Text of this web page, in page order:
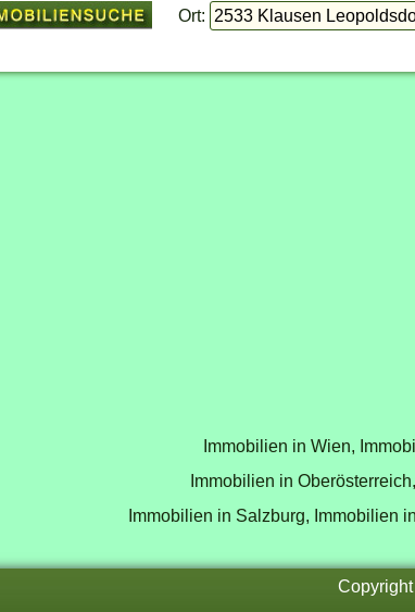
Ort:
Immobilien in Wien,
Immobilien in Oberösterreich,
Immobilien in Salzburg, Immobilien